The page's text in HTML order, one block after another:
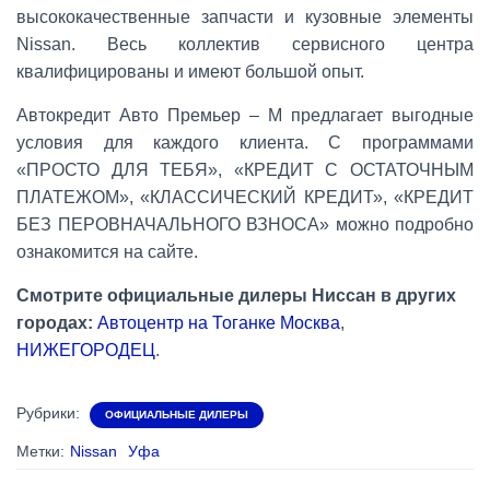
высококачественные запчасти и кузовные элементы
Nissan. Весь коллектив сервисного центра
квалифицированы и имеют большой опыт.
Автокредит Авто Премьер – М предлагает выгодные
условия для каждого клиента. С программами
«ПРОСТО ДЛЯ ТЕБЯ», «КРЕДИТ С ОСТАТОЧНЫМ
ПЛАТЕЖОМ», «КЛАССИЧЕСКИЙ КРЕДИТ», «КРЕДИТ
БЕЗ ПЕРОВНАЧАЛЬНОГО ВЗНОСА» можно подробно
ознакомится на сайте.
Смотрите официальные дилеры Ниссан в других
городах: Автоцентр на Тоганке Москва,
НИЖЕГОРОДЕЦ .
Рубрики: ОФИЦИАЛЬНЫЕ ДИЛЕРЫ
Метки: Nissan Уфа